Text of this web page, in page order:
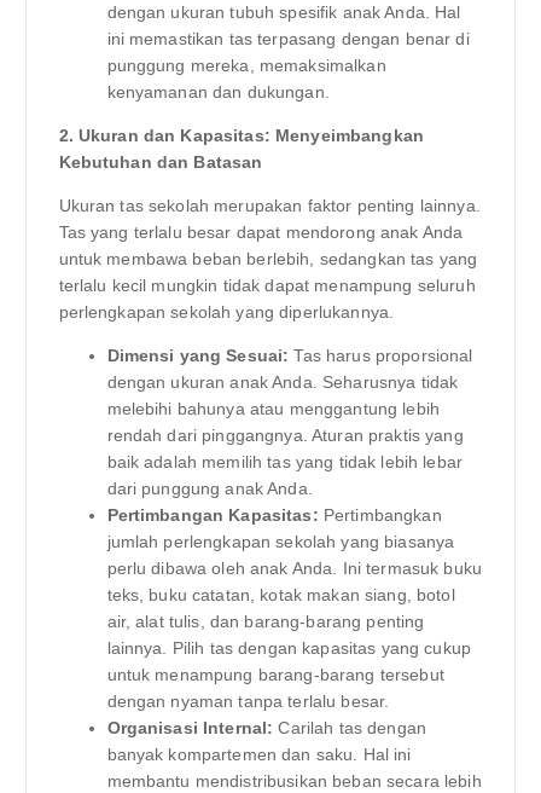
dengan ukuran tubuh spesifik anak Anda. Hal
ini memastikan tas terpasang dengan benar di
punggung mereka, memaksimalkan
kenyamanan dan dukungan.
2. Ukuran dan Kapasitas: Menyeimbangkan
Kebutuhan dan Batasan
Ukuran tas sekolah merupakan faktor penting lainnya.
Tas yang terlalu besar dapat mendorong anak Anda
untuk membawa beban berlebih, sedangkan tas yang
terlalu kecil mungkin tidak dapat menampung seluruh
perlengkapan sekolah yang diperlukannya.
Dimensi yang Sesuai: Tas harus proporsional
dengan ukuran anak Anda. Seharusnya tidak
melebihi bahunya atau menggantung lebih
rendah dari pinggangnya. Aturan praktis yang
baik adalah memilih tas yang tidak lebih lebar
dari punggung anak Anda.
Pertimbangan Kapasitas: Pertimbangkan
jumlah perlengkapan sekolah yang biasanya
perlu dibawa oleh anak Anda. Ini termasuk buku
teks, buku catatan, kotak makan siang, botol
air, alat tulis, dan barang-barang penting
lainnya. Pilih tas dengan kapasitas yang cukup
untuk menampung barang-barang tersebut
dengan nyaman tanpa terlalu besar.
Organisasi Internal: Carilah tas dengan
banyak kompartemen dan saku. Hal ini
membantu mendistribusikan beban secara lebih